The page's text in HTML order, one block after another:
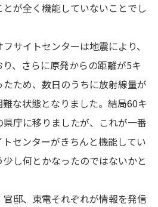
が全く機能していないことでし
サイトセンターは地震により、
、さらに原発からの距離が5キ
ため、数日のうちに放射線量が
な状態となりました。結局60キ
庁に移りましたが、これが一番
センターがきちんと機能してい
し何とかなったのではないかと
邸、東電それぞれが情報を発信